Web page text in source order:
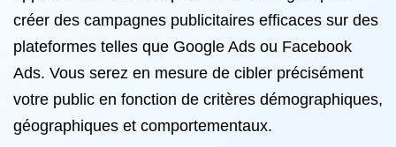
créer des campagnes publicitaires efficaces sur des
plateformes telles que Google Ads ou Facebook
Ads. Vous serez en mesure de cibler précisément
votre public en fonction de critères démographiques,
géographiques et comportementaux.